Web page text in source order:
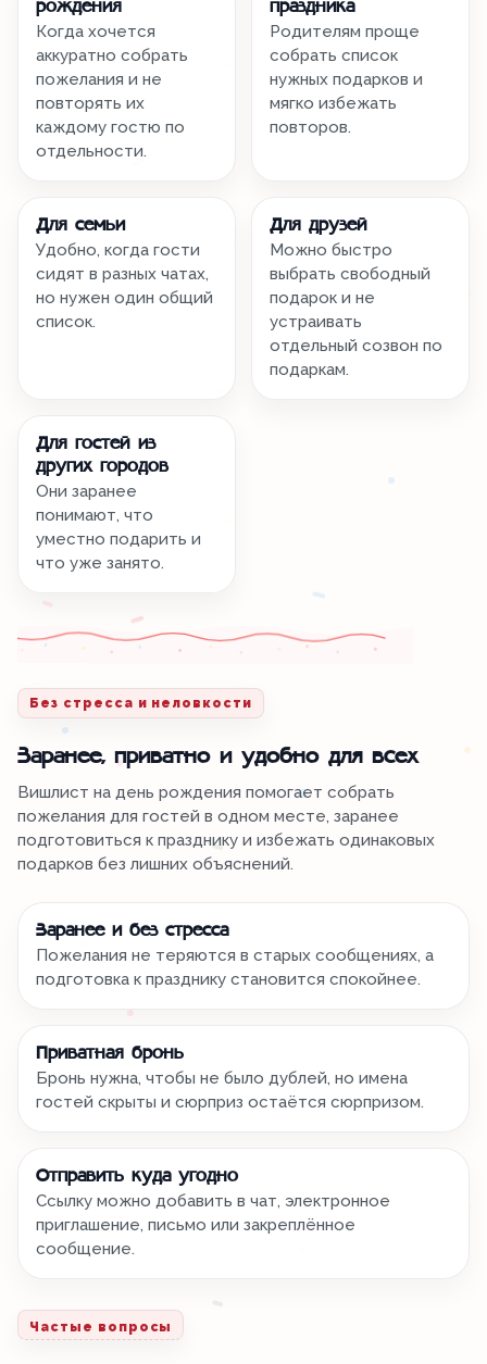
рождения
Когда хочется
аккуратно собрать
пожелания и не
повторять их
каждому гостю по
отдельности.
праздника
Родителям проще
собрать список
нужных подарков и
мягко избежать
повторов.
Для семьи
Удобно, когда гости
сидят в разных чатах,
но нужен один общий
список.
Для друзей
Можно быстро
выбрать свободный
подарок и не
устраивать
отдельный созвон по
подаркам.
Для гостей из
других городов
Они заранее
понимают, что
уместно подарить и
что уже занято.
Без стресса и неловкости
Заранее, приватно и удобно для всех
Вишлист на день рождения помогает собрать
пожелания для гостей в одном месте, заранее
подготовиться к празднику и избежать одинаковых
подарков без лишних объяснений.
Заранее и без стресса
Пожелания не теряются в старых сообщениях, а
подготовка к празднику становится спокойнее.
Приватная бронь
Бронь нужна, чтобы не было дублей, но имена
гостей скрыты и сюрприз остаётся сюрпризом.
Отправить куда угодно
Ссылку можно добавить в чат, электронное
приглашение, письмо или закреплённое
сообщение.
Частые вопросы